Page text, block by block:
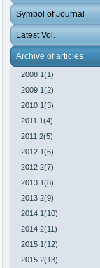
Symbol of Journal
Latest Vol.
Archive of articles
2008 1(1)
2009 1(2)
2010 1(3)
2011 1(4)
2011 2(5)
2012 1(6)
2012 2(7)
2013 1(8)
2013 2(9)
2014 1(10)
2014 2(11)
2015 1(12)
2015 2(13)